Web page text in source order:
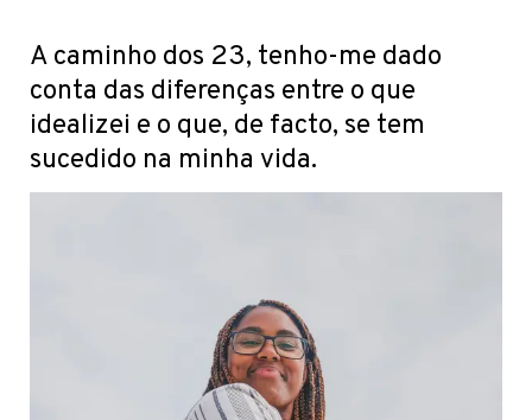
A caminho dos 23, tenho-me dado
conta das diferenças entre o que
idealizei e o que, de facto, se tem
sucedido na minha vida.